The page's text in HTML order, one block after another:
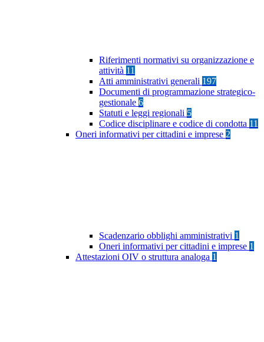
Riferimenti normativi su organizzazione e
attività 11
Atti amministrativi generali 197
Documenti di programmazione strategico-
gestionale 6
Statuti e leggi regionali 5
Codice disciplinare e codice di condotta 11
Oneri informativi per cittadini e imprese 2
Scadenzario obblighi amministrativi 1
Oneri informativi per cittadini e imprese 1
Attestazioni OIV o struttura analoga 1